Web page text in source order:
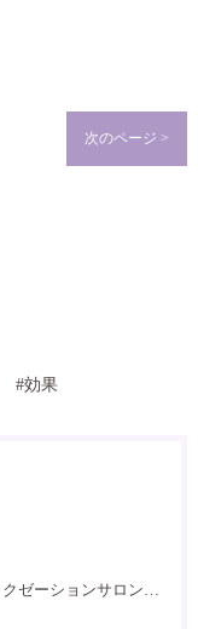
次のページ >
#効果